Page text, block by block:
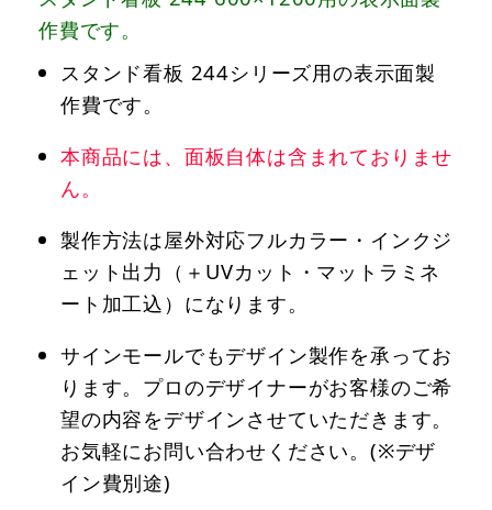
作費です。
スタンド看板 244シリーズ用の表示面製
作費です。
本商品には、面板自体は含まれておりませ
ん。
製作方法は屋外対応フルカラー・インクジ
ェット出力（＋UVカット・マットラミネ
ート加工込）になります。
サインモールでもデザイン製作を承ってお
ります。プロのデザイナーがお客様のご希
望の内容をデザインさせていただきます。
お気軽にお問い合わせください。(※デザ
イン費別途)